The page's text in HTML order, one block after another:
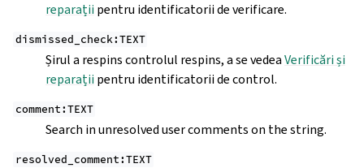
reparații pentru identificatorii de verificare.
dismissed_check:TEXT
Șirul a respins controlul respins, a se vedeaVerificări și
reparații pentru identificatorii de control.
comment:TEXT
Search in unresolved user comments on the string.
resolved_comment:TEXT